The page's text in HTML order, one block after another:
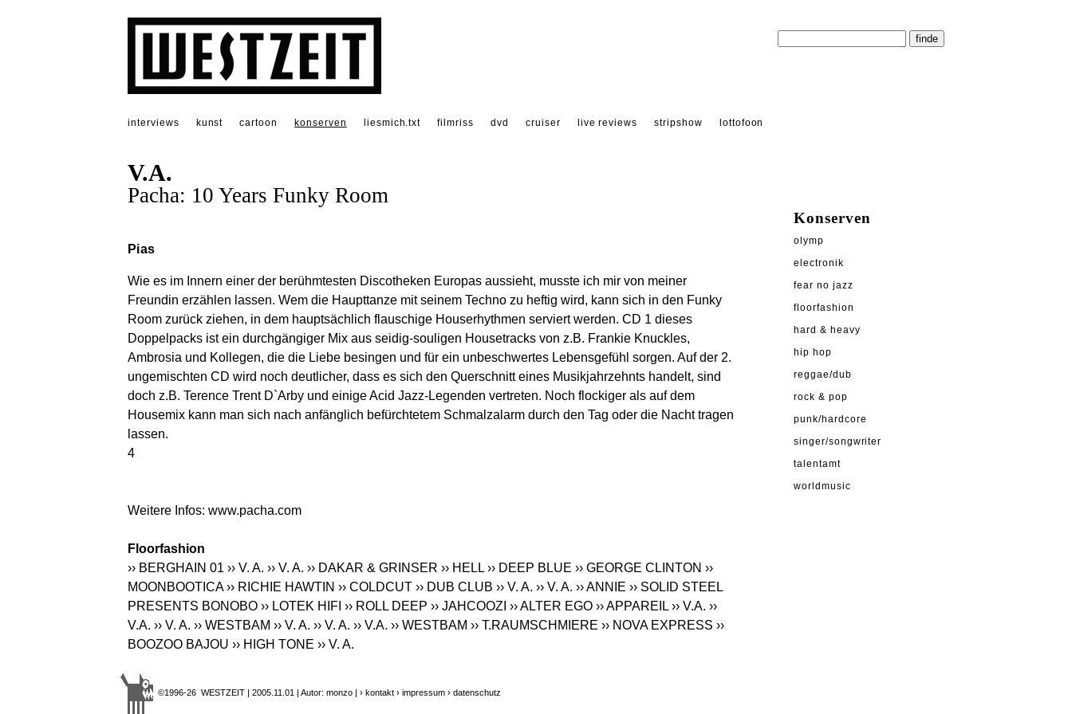
interviews kunst cartoon konserven liesmich.txt filmriss dvd cruiser live reviews stripshow lottofoon
V.A.
Pacha: 10 Years Funky Room
Pias
Wie es im Innern einer der berühmtesten Discotheken Europas aussieht, musste ich mir von meiner
Freundin erzählen lassen. Wem die Haupttanze mit seinem Techno zu heftig wird, kann sich in den Funky
Room zurück ziehen, in dem hauptsächlich flauschige Houserhythmen serviert werden. CD 1 dieses
Doppelpacks ist ein durchgängiger Mix aus seidig-souligen Housetracks von z.B. Frankie Knuckles,
Ambrosia und Kollegen, die die Liebe besingen und für ein unbeschwertes Lebensgefühl sorgen. Auf der 2.
ungemischten CD wird noch deutlicher, dass es sich den Querschnitt eines Musikjahrzehnts handelt, sind
doch z.B. Terence Trent D`Arby und einige Acid Jazz-Legenden vertreten. Noch flockiger als auf dem
Housemix kann man sich nach anfänglich befürchtetem Schmalzalarm durch den Tag oder die Nacht tragen
lassen.
4
Weitere Infos: www.pacha.com
Floorfashion
›› BERGHAIN 01 ›› V. A. ›› V. A. ›› DAKAR & GRINSER ›› HELL ›› DEEP BLUE ›› GEORGE CLINTON ››
MOONBOOTICA ›› RICHIE HAWTIN ›› COLDCUT ›› DUB CLUB ›› V. A. ›› V. A. ›› ANNIE ›› SOLID STEEL
PRESENTS BONOBO ›› LOTEK HIFI ›› ROLL DEEP ›› JAHCOOZI ›› ALTER EGO ›› APPAREIL ›› V.A. ››
V.A. ›› V. A. ›› WESTBAM ›› V. A. ›› V. A. ›› V.A. ›› WESTBAM ›› T.RAUMSCHMIERE ›› NOVA EXPRESS ››
BOOZOO BAJOU ›› HIGH TONE ›› V. A.
©1996-26 WESTZEIT | 2005.11.01 | Autor: monzo | › kontakt › impressum › datenschutz
Konserven
olymp
electronik
fear no jazz
floorfashion
hard & heavy
hip hop
reggae/dub
rock & pop
punk/hardcore
singer/songwriter
talentamt
worldmusic